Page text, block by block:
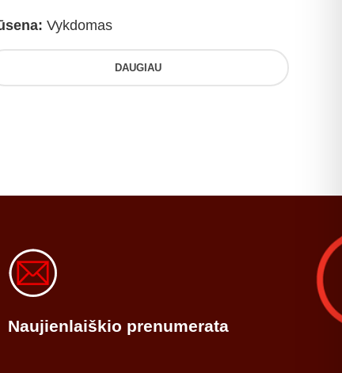
Vykdomas
DAUGIAU
Naujienlaiškio prenumerata